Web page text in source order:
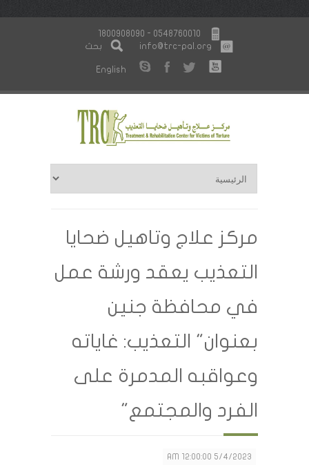
1800908090 - 0548760010
info@trc-pal.org
بحث
English
مركز علاج وتاهيل ضحايا
التعذيب يعقد ورشة عمل
في محافظة جنين
بعنوان" التعذيب: غاياته
وعواقبه المدمرة على
الفرد والمجتمع"
5/4/2023 12:00:00 AM